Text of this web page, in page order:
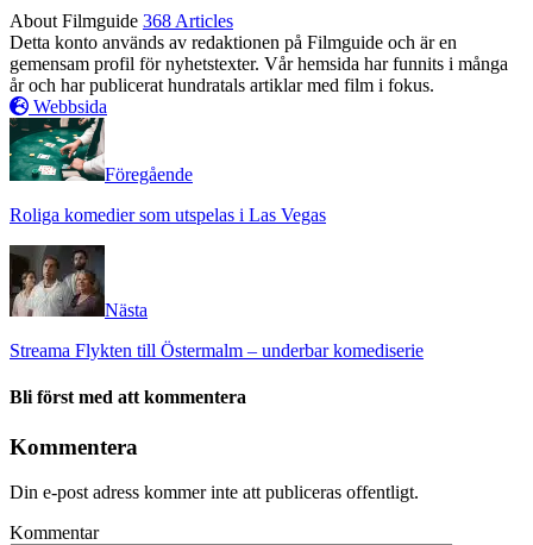
About Filmguide 368 Articles
Detta konto används av redaktionen på Filmguide och är en
gemensam profil för nyhetstexter. Vår hemsida har funnits i många
år och har publicerat hundratals artiklar med film i fokus.
Webbsida
Föregående
Roliga komedier som utspelas i Las Vegas
Nästa
Streama Flykten till Östermalm – underbar komediserie
Bli först med att kommentera
Kommentera
Din e-post adress kommer inte att publiceras offentligt.
Kommentar